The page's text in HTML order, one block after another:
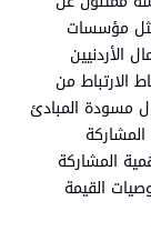
مؤسسات
الأردنيين
الارتباط من
مسودة المبادئ
المشاركة
القيمة